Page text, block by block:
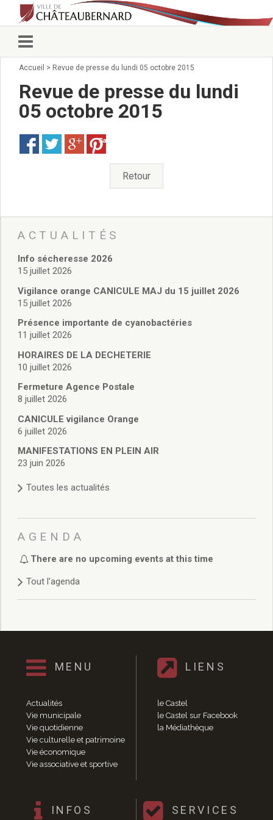
Vie municipale
Conseillers municipaux
Commissions 2026
Arrêtés du Maire
Services municipaux
Pour venir nous voir
administratives
Services Techniques
Affaires Scolaires
Vie associative
Police Municipale/règlementation
Cimetière/réglementation funéraire
Services en ligne
Licences boissons
Cadastre
Actes d’état civil
Budget de Fonctionnement
Budget d’Investissement
Conseils municipaux
Règlement du conseil municipal
Délibérations 2025
Délibérations 2022
Délibérations 2021
Délibérations 2020
Délibérations 2019
Délibérations 2018
Délibérations 2014
Délibérations 2013
Délibérations 2011
Délibérations 2010
Délibérations 2009
Délibérations 2008
Agenda réunions publiques
Marchés publics
Vie quotidienne
Accueil > Revue de presse du lundi 05 octobre 2015
Revue de presse du lundi
05 octobre 2015
Save
Retour
ACTUALITÉS
Info sécheresse 2026
15 juillet 2026
Vigilance orange CANICULE MAJ du 15 juillet 2026
15 juillet 2026
Présence importante de cyanobactéries
11 juillet 2026
HORAIRES DE LA DECHETERIE
10 juillet 2026
Fermeture Agence Postale
8 juillet 2026
CANICULE vigilance Orange
6 juillet 2026
MANIFESTATIONS EN PLEIN AIR
23 juin 2026
Toutes les actualités
AGENDA
There are no upcoming events at this time
Tout l'agenda
MENU
Actualités
Vie municipale
Vie quotidienne
Vie culturelle et patrimoine
Vie économique
Vie associative et sportive
LIENS
le Castel
le Castel sur Facebook
la Médiathèque
INFOS SERVICES